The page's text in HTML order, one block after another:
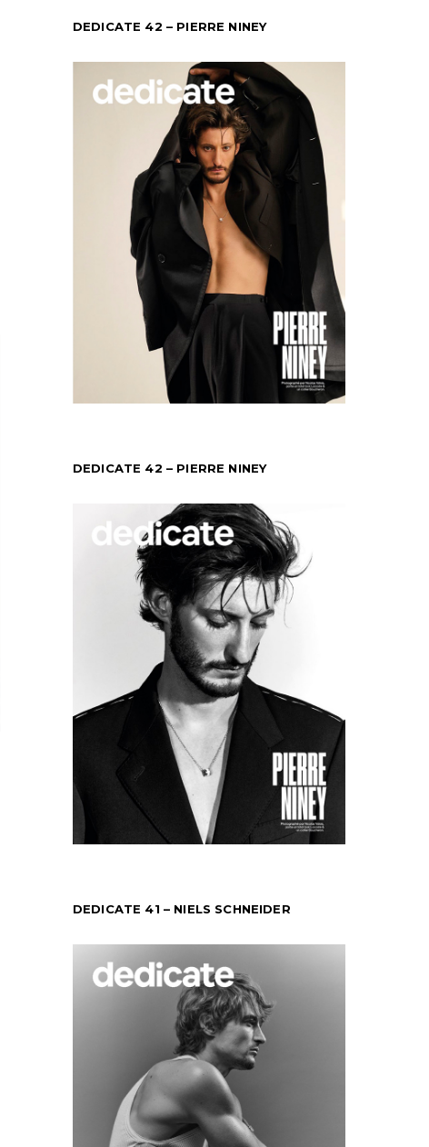
DEDICATE 42 – PIERRE NINEY
DEDICATE 42 – PIERRE NINEY
DEDICATE 41 – NIELS SCHNEIDER